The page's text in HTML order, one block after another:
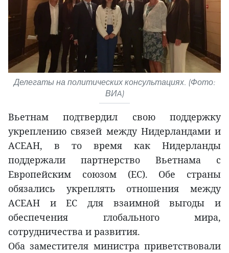
Делегаты на политических консультациях. (Фото:
ВИA)
Вьетнам подтвердил свою поддержку
укреплению связей между Нидерландами и
АСЕАН, в то время как Нидерланды
поддержали партнерство Вьетнама с
Европейским союзом (ЕС). Обе страны
обязались укреплять отношения между
АСЕАН и ЕС для взаимной выгоды и
обеспечения глобального мира,
сотрудничества и развития.
Оба заместителя министра приветствовали